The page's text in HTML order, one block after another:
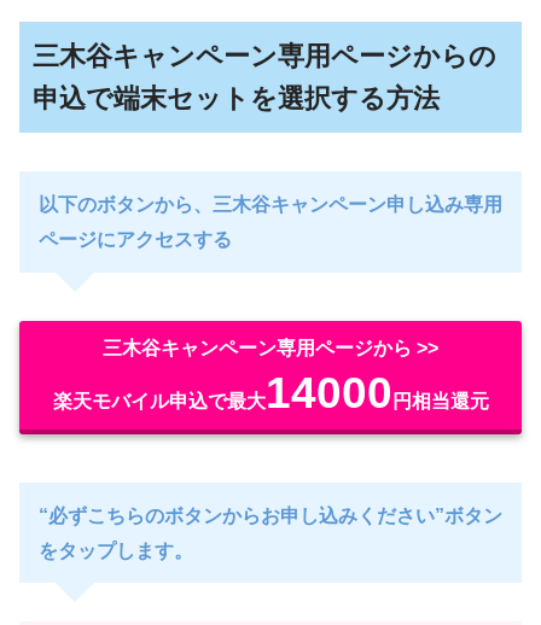
三木谷キャンペーン専用ページからの
申込で端末セットを選択する方法
以下のボタンから、三木谷キャンペーン申し込み専用
ページにアクセスする
三木谷キャンペーン専用ページから >>
楽天モバイル申込で最大14000 円相当還元
“必ずこちらのボタンからお申し込みください”ボタン
をタップします。